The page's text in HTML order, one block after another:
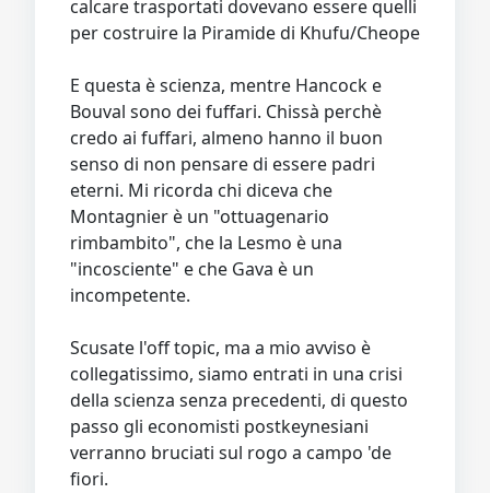
calcare trasportati dovevano essere quelli
per costruire la Piramide di Khufu/Cheope
E questa è scienza, mentre Hancock e
Bouval sono dei fuffari. Chissà perchè
credo ai fuffari, almeno hanno il buon
senso di non pensare di essere padri
eterni. Mi ricorda chi diceva che
Montagnier è un "ottuagenario
rimbambito", che la Lesmo è una
"incosciente" e che Gava è un
incompetente.
Scusate l'off topic, ma a mio avviso è
collegatissimo, siamo entrati in una crisi
della scienza senza precedenti, di questo
passo gli economisti postkeynesiani
verranno bruciati sul rogo a campo 'de
fiori.